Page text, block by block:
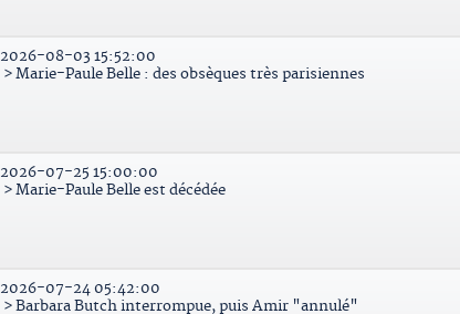
2026-08-03 15:52:00
> Marie-Paule Belle : des obsèques très parisiennes
2026-07-25 15:00:00
> Marie-Paule Belle est décédée
2026-07-24 05:42:00
> Barbara Butch interrompue, puis Amir "annulé"